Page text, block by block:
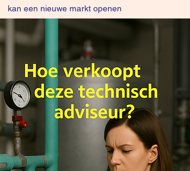
kan een nieuwe markt openen